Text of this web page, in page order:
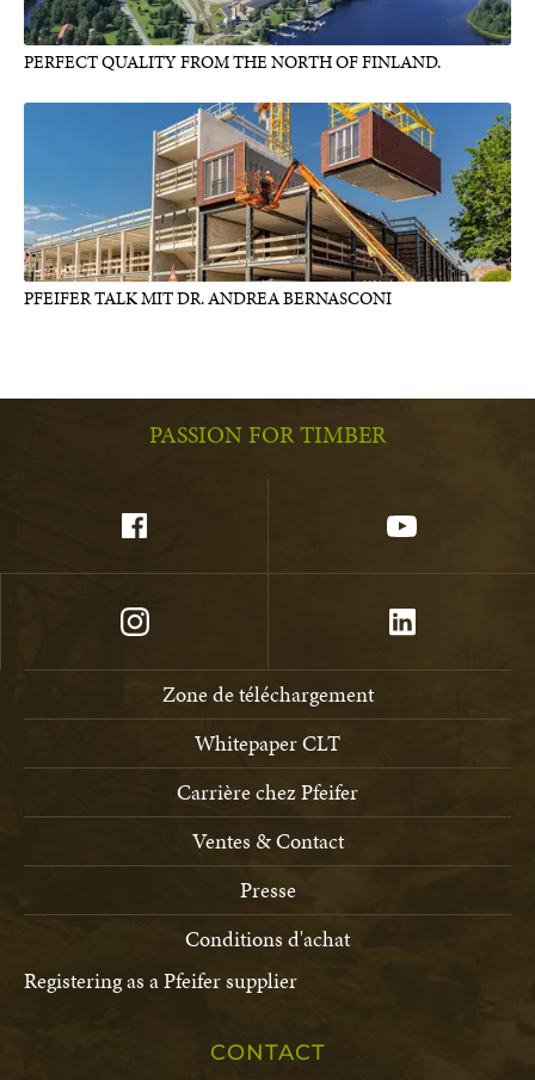
PERFECT QUALITY FROM THE NORTH OF FINLAND.
PFEIFER TALK MIT DR. ANDREA BERNASCONI
PASSION FOR TIMBER
Zone de téléchargement
Whitepaper CLT
Carrière chez Pfeifer
Ventes & Contact
Presse
Conditions d'achat
Registering as a Pfeifer supplier
CONTACT